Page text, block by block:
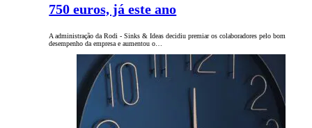
750 euros, já este ano
A administração da Rodi - Sinks & Ideas decidiu premiar os colaboradores pelo bom
desempenho da empresa e aumentou o…